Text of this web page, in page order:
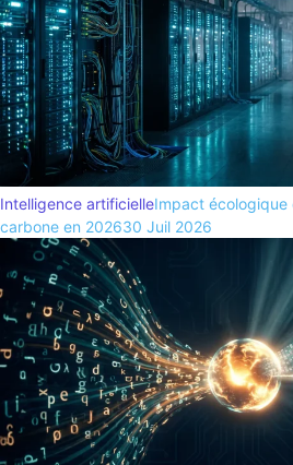
Intelligence artificielleImpact écologique
carbone en 202630 Juil 2026